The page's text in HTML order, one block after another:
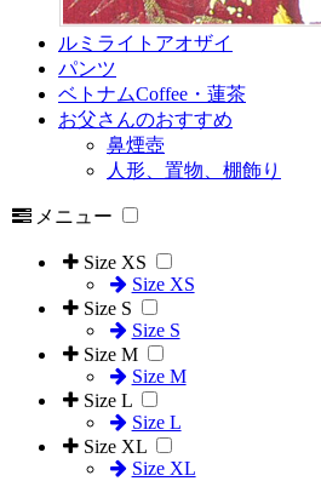
ルミライトアオザイ
パンツ
ベトナムCoffee・蓮茶
お父さんのおすすめ
鼻煙壺
人形、置物、棚飾り
メニュー
Size XS
Size XS
Size S
Size S
Size M
Size M
Size L
Size L
Size XL
Size XL